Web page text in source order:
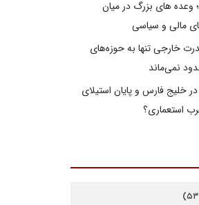
وعده های بزرگ در میان
مالی و سیاسی
خارجی تنها به حوزه‌های
نمی‌ماند
خلیج فارس و پایان استیلای
استعماری؟